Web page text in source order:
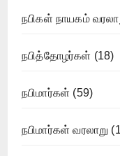
நபிகள் நாயகம்
நபித்தோழர்கள் (18)
நபிமார்கள் (59)
நபிமார்கள் வரலாறு